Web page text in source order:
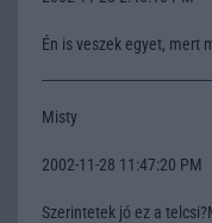
Én is veszek egyet, mert
Misty
2002-11-28 11:47:20 PM
Szerintetek jó ez a